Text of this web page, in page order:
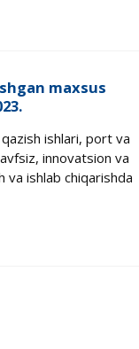
maxsus
ishlari, port va
innovatsion va
va ishlab chiqarishda